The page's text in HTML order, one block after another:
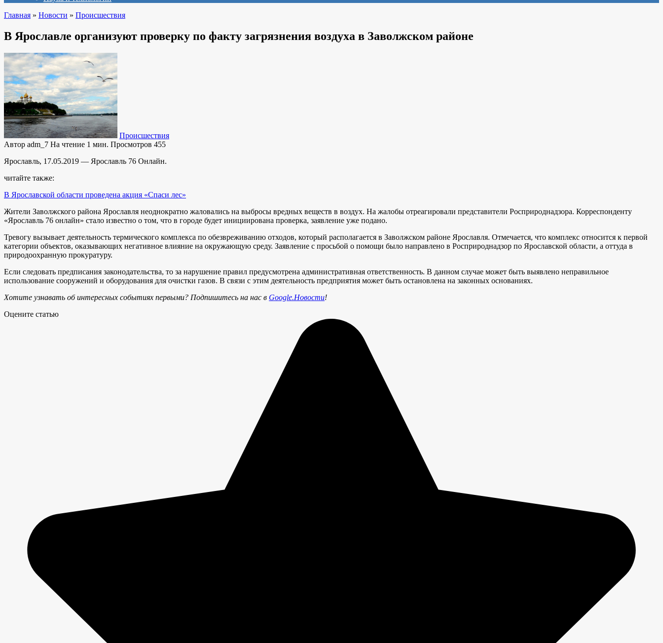
Главная » Новости » Происшествия
В Ярославле организуют проверку по факту загрязнения воздуха в Заволжском районе
Происшествия
Автор adm_7 На чтение 1 мин. Просмотров 455
Ярославль, 17.05.2019 — Ярославль 76 Онлайн.
читайте также:
В Ярославской области проведена акция «Спаси лес»
Жители Заволжского района Ярославля неоднократно жаловались на выбросы вредных веществ в воздух. На жалобы отреагировали представители Росприроднадзора. Корреспонденту
«Ярославль 76 онлайн» стало известно о том, что в городе будет инициирована проверка, заявление уже подано.
Тревогу вызывает деятельность термического комплекса по обезвреживанию отходов, который располагается в Заволжском районе Ярославля. Отмечается, что комплекс относится к первой
категории объектов, оказывающих негативное влияние на окружающую среду. Заявление с просьбой о помощи было направлено в Росприроднадзор по Ярославской области, а оттуда в
природоохранную прокуратуру.
Если следовать предписания законодательства, то за нарушение правил предусмотрена административная ответственность. В данном случае может быть выявлено неправильное
использование сооружений и оборудования для очистки газов. В связи с этим деятельность предприятия может быть остановлена на законных основаниях.
Хотите узнавать об интересных событиях первыми? Подпишитесь на нас в Google.Новости!
Оцените статью